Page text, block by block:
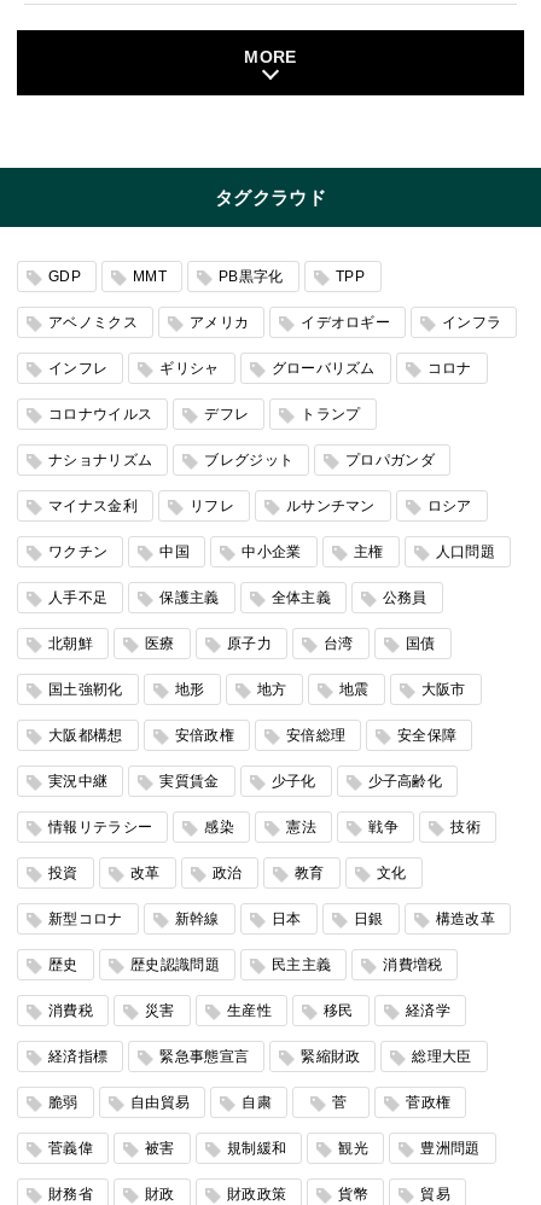
MORE
タグクラウド
GDP MMT PB黒字化 TPP
アベノミクス アメリカ イデオロギー インフラ
インフレ ギリシャ グローバリズム コロナ
コロナウイルス デフレ トランプ
ナショナリズム ブレグジット プロパガンダ
マイナス金利 リフレ ルサンチマン ロシア
ワクチン 中国 中小企業 主権 人口問題
人手不足 保護主義 全体主義 公務員
北朝鮮 医療 原子力 台湾 国債
国土強靭化 地形 地方 地震 大阪市
大阪都構想 安倍政権 安倍総理 安全保障
実況中継 実質賃金 少子化 少子高齢化
情報リテラシー 感染 憲法 戦争 技術
投資 改革 政治 教育 文化
新型コロナ 新幹線 日本 日銀 構造改革
歴史 歴史認識問題 民主主義 消費増税
消費税 災害 生産性 移民 経済学
経済指標 緊急事態宣言 緊縮財政 総理大臣
脆弱 自由貿易 自粛 菅 菅政権
菅義偉 被害 規制緩和 観光 豊洲問題
財務省 財政 財政政策 貨幣 貿易